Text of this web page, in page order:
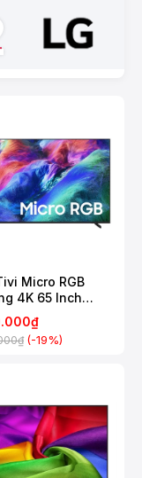
Micro RGB
4K 65 Inch
(-19%)